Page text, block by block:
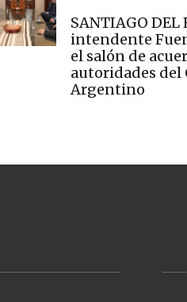
SANTIAGO DEL
intendente
el salón de
autoridades del
Argentino